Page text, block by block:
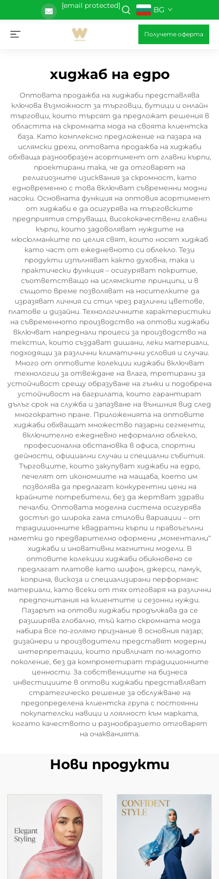
[email protected] BG
Получете оферта
хиджаб на едро
Оптовата продажба на хиджаби представлява
ключова възможност за търговци, бутици и онлайн
търговци, които търсят да предложат решения в
областта на скромната мода на своята клиентска
база. Като комплексно предложение на пазара на
ислямски дрехи, оптовата продажба на хиджаби
обхваща разнообразен асортимент от главни кърпи,
проектирани така, че да отговарят на
религиозните изисквания за скромност, като
едновременно с това включват съвременни модни
насоки. Основната функция на оптовия асортимент
от хиджаби е да осигурява на търговските
предприятия струващи, висококачествени главни
кърпи, които задоволяват нуждите на
мюсюлманките по целия свят, които носят хиджаб
като част от ежедневното си облекло. Тези
продукти изпълняват както духовна, така и
практически функция – осигуряват покритие,
съответстващо на ислямските принципи, и в
същото време позволяват на носителките да
изразяват личния си стил чрез различни цветове,
платове и дизайни. Технологичните характеристики
на съвременното производство на оптови хиджаби
включват напреднали процеси за производство на
текстил, които създават дишани, леки материали,
подходящи за различни климатични условия и случаи.
Много от оптовите колекции хиджаби включват
технологии за отвеждане на влага, третирани за
устойчивост срещу образуване на гънки и подобрена
устойчивост на багрилата, които гарантират
дълъг срок на служба и запазване на външния вид след
многократно пране. Приложенията на оптовите
хиджаби обхващат множество пазарни сегменти,
включително ежедневно неформално облекло,
професионална обстановка в офиса, спортни
дейности, официални случаи и специални събития.
Търговците, които закупуват хиджаби на едро,
печелят от икономиите на мащаба, което им
позволява да предлагат конкурентни цени на
крайните потребители, без да жертват здрави
печалби. Оптовата моделна система осигурява
достъп до широка гама стилови вариации – от
традиционните квадратни кърпи и правоъгълни
наметки до предварително оформени „моментални“
хиджаби и иновативни магнитни модели. В
оптовите колекции хиджаби обикновено се
предлагат платове като шифон, джерси, памук,
коприна, вискоза и специализирани перформанс
материали, като всеки от тях отговаря на различни
предпочитания на клиентите и сезонни нужди.
Пазарът на оптови хиджаби продължава да се
разширява глобално, тъй като скромната мода
набира все по-голямо признание в основния пазар;
дизайнери и производители представят модерни
интерпретации, които привличат по-младото
поколение, без да компрометират традиционните
ценности. За собствениците на бизнеса
инвестициите в оптови хиджаби представляват
стратегическо решение за обслужване на
предопределена клиентска група с постоянни
покупателски навици и лоялност към марката,
когато качеството и разнообразието отговарят
на очакванията.
Нови продукти